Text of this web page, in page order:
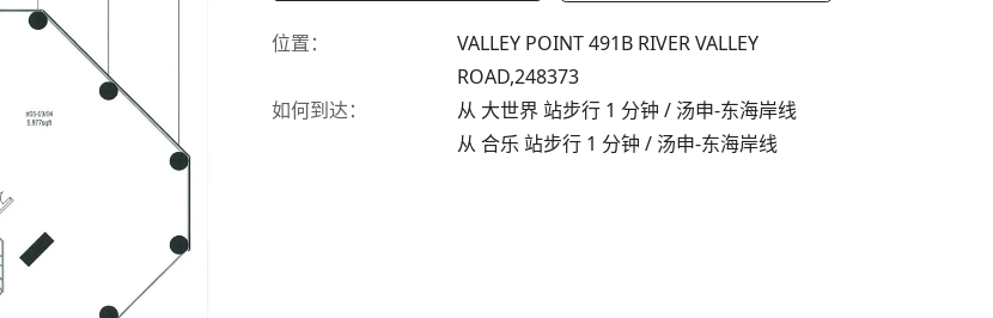
位置：
VALLEY POINT 491B RIVER VALLEY
ROAD,248373
如何到达：
从 大世界 站步行 1 分钟 / 汤申-东海岸线
从 合乐 站步行 1 分钟 / 汤申-东海岸线